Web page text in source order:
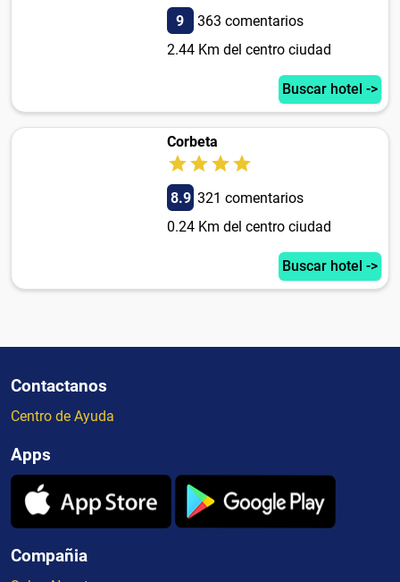
9
363 comentarios
2.44 Km del centro ciudad
Buscar hotel ->
Corbeta
8.9 321 comentarios
0.24 Km del centro ciudad
Buscar hotel ->
Contactanos
Centro de Ayuda
Apps
Compañia